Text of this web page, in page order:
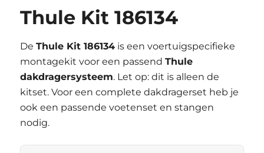
Thule Kit 186134
DeThule Kit 186134 is een voertuigspecifieke
montagekit voor een passendThule
dakdragersysteem. Let op: dit is alleen de
kitset. Voor een complete dakdragerset heb je
ook een passende voetenset en stangen
nodig.